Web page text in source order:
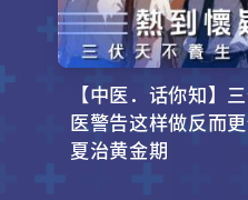
【中医．话你知】
医警告这样做反而
夏治黄金期